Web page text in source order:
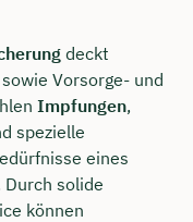
deckt
Vorsorge- und
Impfungen,
spezielle
eines
solide
können